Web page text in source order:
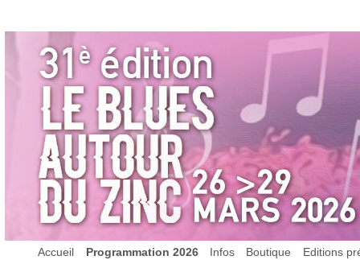
Accueil Programmation 2026 Infos Boutique Editions